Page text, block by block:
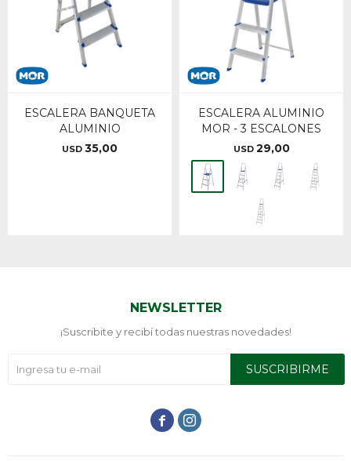
ESCALERA BANQUETA
ALUMINIO
USD 35,00
ESCALERA ALUMINIO
MOR - 3 ESCALONES
USD 29,00
NEWSLETTER
¡Suscribite y recibí todas nuestras novedades!
SUSCRIBIRME
 